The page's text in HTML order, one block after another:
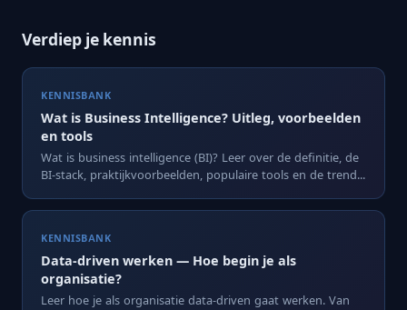
Verdiep je kennis
KENNISBANK
Wat is Business Intelligence? Uitleg, voorbeelden
en tools
Wat is business intelligence (BI)? Leer over de definitie, de
BI-stack, praktijkvoorbeelden, populaire tools en de trend...
KENNISBANK
Data-driven werken — Hoe begin je als
organisatie?
Leer hoe je als organisatie data-driven gaat werken. Van